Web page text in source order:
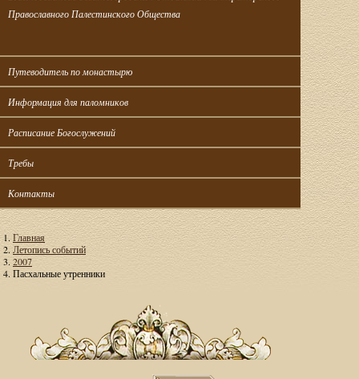
Православного Палестинского Общества
Путеводитель по монастырю
Информация для паломников
Расписание Богослужений
Требы
Контакты
Главная
Летопись событий
2007
Пасхальные утренники